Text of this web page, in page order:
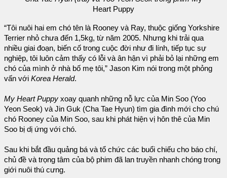
Heart Puppy
“Tôi nuôi hai em chó tên là Rooney và Ray, thuộc giống Yorkshire
Terrier nhỏ chưa đến 1,5kg, từ năm 2005. Nhưng khi trải qua
nhiều giai đoạn, biến cố trong cuộc đời như đi lính, tiếp tục sự
nghiệp, tôi luôn cảm thấy có lỗi và ân hận vì phải bỏ lại những em
chó của mình ở nhà bố mẹ tôi,” Jason Kim nói trong một phỏng
vấn với Korea Herald.
My Heart Puppy xoay quanh những nỗ lực của Min Soo (Yoo
Yeon Seok) và Jin Guk (Cha Tae Hyun) tìm gia đình mới cho chú
chó Rooney của Min Soo, sau khi phát hiện vị hôn thê của Min
Soo bị dị ứng với chó.
Sau khi bắt đầu quảng bá và tổ chức các buổi chiếu cho báo chí,
chủ đề và trọng tâm của bộ phim đã lan truyền nhanh chóng trong
giới nuôi thú cưng.